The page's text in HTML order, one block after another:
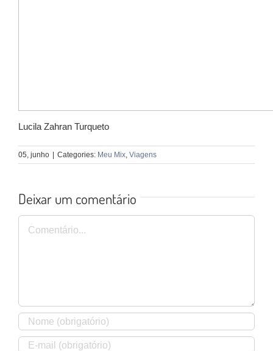
Lucila Zahran Turqueto
05, junho Categories: Meu Mix, Viagens
Deixar um comentário
Comentário